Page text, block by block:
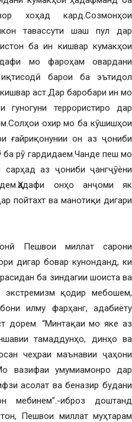
хоҳад кард.Созмонҳои
тавассути шаш пул дар
ба ин кишвар кумакҳои
мо фароҳам овардани
барои ба эътидол
аст.Дар баробари ин мо
гуногуни террористиро дар
охир мо ба кӯшишҳои
ғайриқонунии он аз ҷониби
ба рӯ гардидаем.Чанде пеш мо
аз ҷониби ҷангҷӯёни
онҳо анҷоми як
пойтахт ва манотиқи дигари
Пешвои миллат сарони
дигар бовар кунонданд, ки
ба зиндагии шоиста ва
экстремизм қодир мебошем,
илму фарҳанг, адабиёту
дорем. “Минтақаи мо яке аз
тамаддунҳо, динҳо ва
чеҳраи маънавии ҷаҳони
вазифаи умумиамонро дар
асолат ва беназир будани
мебинем”.-иброз доштанд
Пешвои миллат муҳтарам